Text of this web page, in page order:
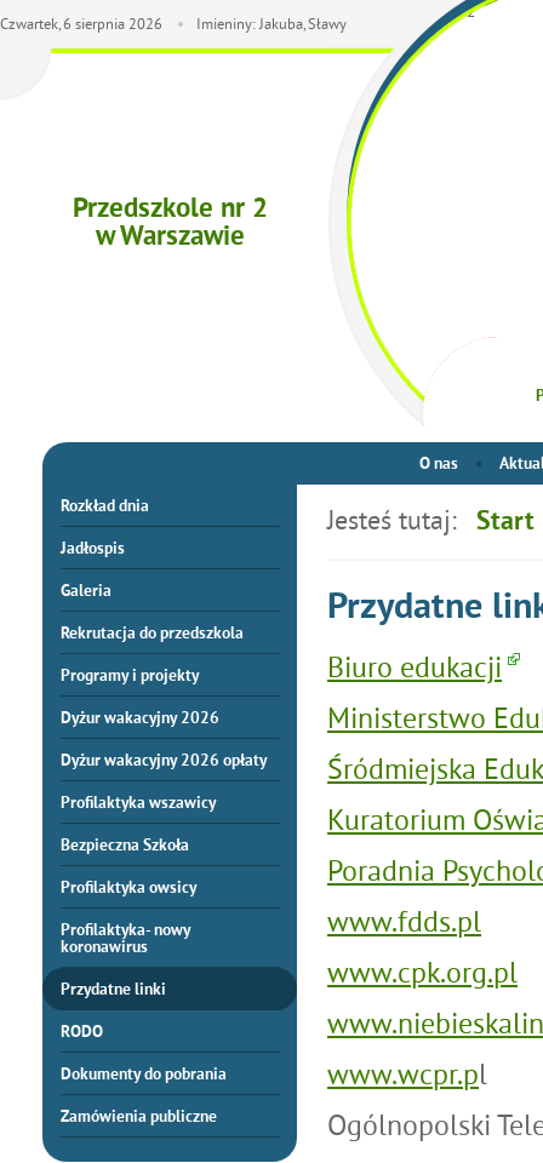
Przedszkole nr 2
w Warszawie
Czwartek, 6 sierpnia 2026 Imieniny: Jakuba, Sławy
O nas
Rozkład dnia
Jadłospis
Galeria
Rekrutacja do przedszkola
Programy i projekty
Dyżur wakacyjny 2026
Dyżur wakacyjny 2026 opłaty
Profilaktyka wszawicy
Bezpieczna Szkoła
Profilaktyka owsicy
Profilaktyka- nowy
koronawirus
Przydatne linki
RODO
Dokumenty do pobrania
Zamówienia publiczne
Jesteś tutaj: Start
Przydatne
Biuro edukacji
Ministerstwo
Śródmiejska
Kuratorium
Poradnia
www.fdds.pl
www.cpk.org.pl
www.wcpr.pl
Ogólnopolski